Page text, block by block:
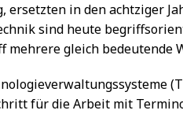
ersetzten in den achtziger
sind heute
mehrere gleich bedeutende
für die Arbeit mit